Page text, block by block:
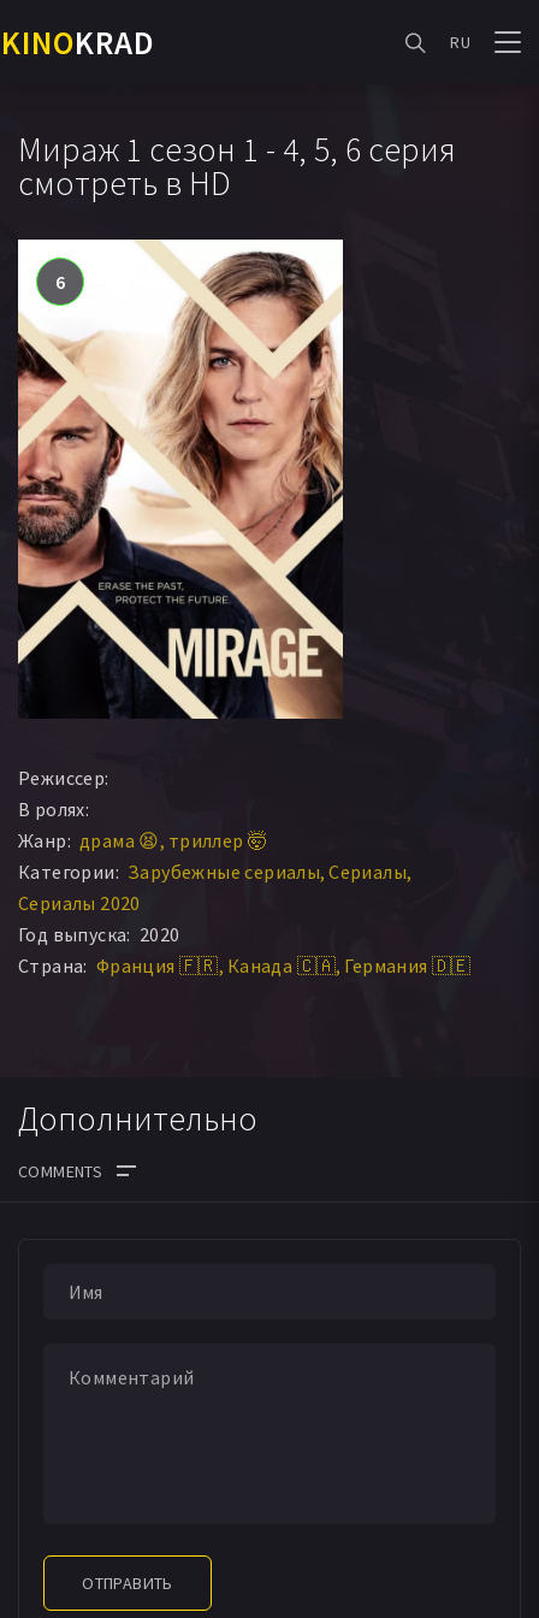
KINOKRAD RU
Мираж 1 сезон 1 - 4, 5, 6 серия
смотреть в HD
6
Режиссер:
В ролях:
Жанр: драма 😫 триллер 🤯
Категории: Зарубежные сериалы Сериалы
Сериалы 2020
Год выпуска: 2020
Страна: Франция 🇫🇷 Канада 🇨🇦 Германия 🇩🇪
Дополнительно
ОТПРАВИТЬ